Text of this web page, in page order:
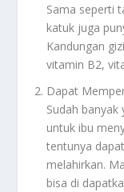
Sama seperti
katuk juga
Kandungan
vitamin B2,
Dapat
Sudah
untuk ibu
tentunya
melahirkan.
bisa di